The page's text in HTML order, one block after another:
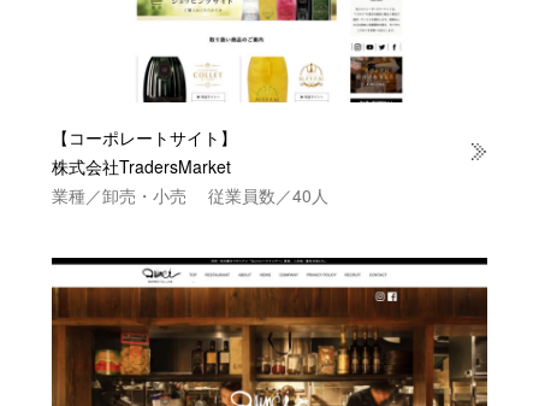
【コーポレートサイト】
株式会社TradersMarket
業種／卸売・小売 従業員数／40人